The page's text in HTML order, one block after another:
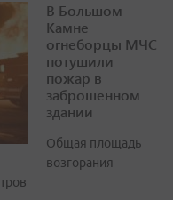
В Большом
Камне
огнеборцы МЧС
потушили
пожар в
заброшенном
здании
Общая площадь
возгорания